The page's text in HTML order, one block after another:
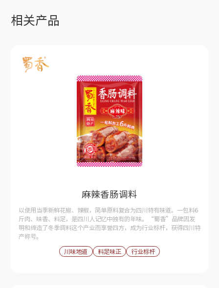
相关产品
麻辣香肠调料
以使用当季新鲜花椒、辣椒，简单原料复合为四川特有味道。一包料6
斤肉、味香、料足，是四川人记忆中独有的年味。“蜀香”品牌因发
明和缔造了冬季调料这个产业而享誉四方，成为行业标杆，获得四川特
产称号。
川味地道 料足味正 行业标杆